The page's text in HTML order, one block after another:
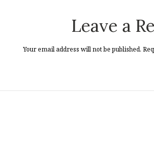
Leave a
Your email address will not be published.